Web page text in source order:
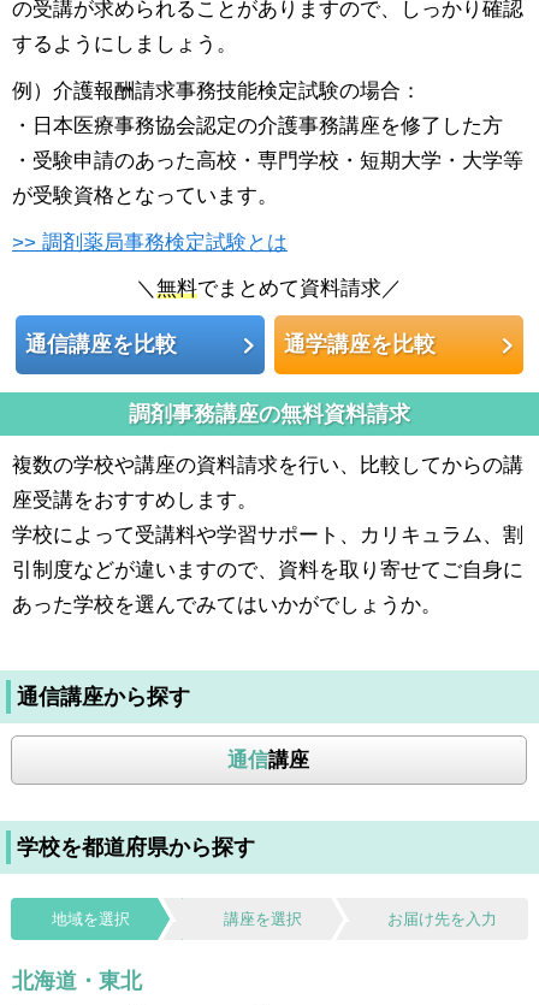
の受講が求められることがありますので、しっかり確認
するようにしましょう。
例）介護報酬請求事務技能検定試験の場合：
・日本医療事務協会認定の介護事務講座を修了した方
・受験申請のあった高校・専門学校・短期大学・大学等
が受験資格となっています。
>> 調剤薬局事務検定試験とは
＼無料でまとめて資料請求／
通信講座を比較 通学講座を比較
調剤事務講座の無料資料請求
複数の学校や講座の資料請求を行い、比較してからの講
座受講をおすすめします。
学校によって受講料や学習サポート、カリキュラム、割
引制度などが違いますので、資料を取り寄せてご自身に
あった学校を選んでみてはいかがでしょうか。
通信講座から探す
通信講座
学校を都道府県から探す
地域を選択 講座を選択 お届け先を入力
北海道・東北